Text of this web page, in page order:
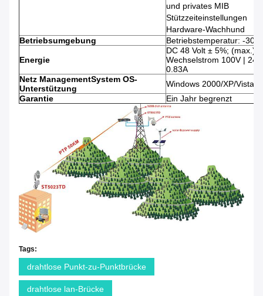
und privates MIB
Stützzeiteinstellungen
Hardware-Wachhund
Betriebsumgebung
Betriebstemperatur: -30 |
Energie
DC 48 Volt ± 5%; (max.)
Wechselstrom 100V |
0.83A
Netz ManagementSystem OS-
Unterstützung
Windows 2000/XP/Vista /
Garantie
Ein Jahr begrenzt
Tags:
drahtlose Punkt-zu-Punktbrücke
drahtlose lan-Brücke